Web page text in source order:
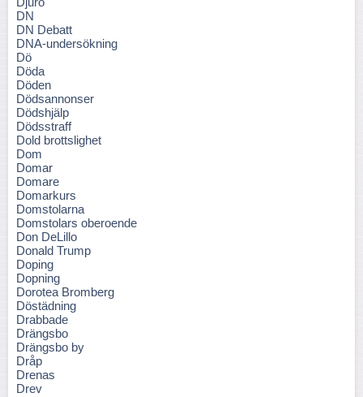
DN
DN Debatt
DNA-undersökning
Dö
Döda
Döden
Dödsannonser
Dödshjälp
Dödsstraff
Dold brottslighet
Dom
Domar
Domare
Domarkurs
Domstolarna
Domstolars oberoende
Don DeLillo
Donald Trump
Doping
Dopning
Dorotea Bromberg
Döstädning
Drabbade
Drängsbo
Drängsbo by
Dråp
Drenas
Drev